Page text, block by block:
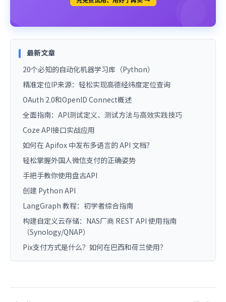
最新文章
20个必知的自动化机器学习库（Python）
精准定位IP来源：轻松实现高德经纬度定位查询
OAuth 2.0和OpenID Connect概述
全面指南：API测试定义、测试方法与高效实践技巧
Coze API接口实战应用
如何在 Apifox 中发布多语言的 API 文档？
轻松掌握外国人微信支付的正确姿势
手把手教你使用盘古API
创建 Python API
LangGraph 教程：初学者综合指南
构建自定义云存储：NAS厂商 REST API 使用指南
（Synology/QNAP）
Pix支付方式是什么？如何在巴西和荷兰使用？